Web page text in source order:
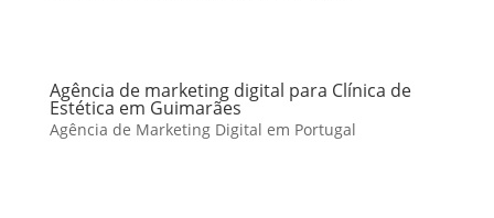
Agência de marketing digital para Clínica de
Estética em Guimarães
Agência de Marketing Digital em Portugal